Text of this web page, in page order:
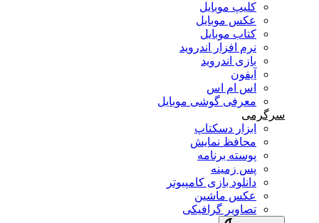
کلیپ موبایل
عکس موبایل
کتاب موبایل
نرم افزار اندروید
بازی اندروید
آیفون
اس ام اس
معرفی گوشی موبایل
سرگرمی
ابزار دسکتاپ
محافظ نمایش
پوسته برنامه
پس زمینه
دانلود بازی کامپیوتر
عکس ماشین
تصاویر گرافیکی